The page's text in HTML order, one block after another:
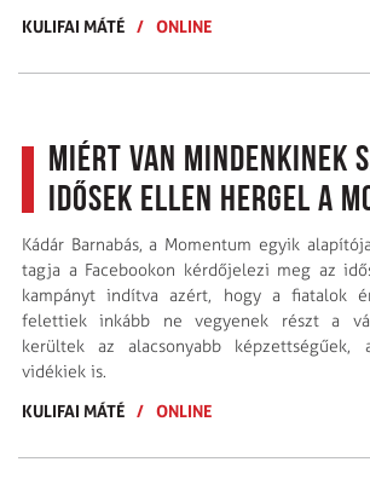
KULIFAI MÁTÉ / ONLINE
Miért van mindenkinek
Idősek ellen hergel a
Kádár Barnabás, a Momentum egyik
tagja a Facebookon kérdőjelezi meg az
kampányt indítva azért, hogy a fiatalok
felettiek inkább ne vegyenek részt a
kerültek az alacsonyabb
vidékiek is.
KULIFAI MÁTÉ / ONLINE